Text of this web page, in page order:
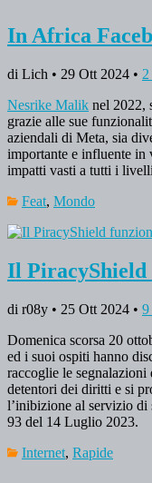
In Africa
di Lich • 29 Ott 2024 •
Nesrike Malik nel 2022,
grazie alle sue
aziendali di Meta, sia
importante e influente in
impatti vasti a tutti i
Feat, Mondo
Il PiracyShield
di r08y • 25 Ott 2024 • 9
Domenica scorsa 20
ed i suoi ospiti hanno
raccoglie le
detentori dei diritti e si
l’inibizione al servizio di
93 del 14 Luglio 2023.
Internet, Rapide